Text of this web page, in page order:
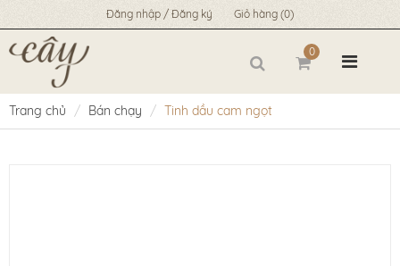
Đăng nhập / Đăng ký Giỏ hàng (0)
0
Trang chủ Bán chạy Tinh dầu cam ngọt